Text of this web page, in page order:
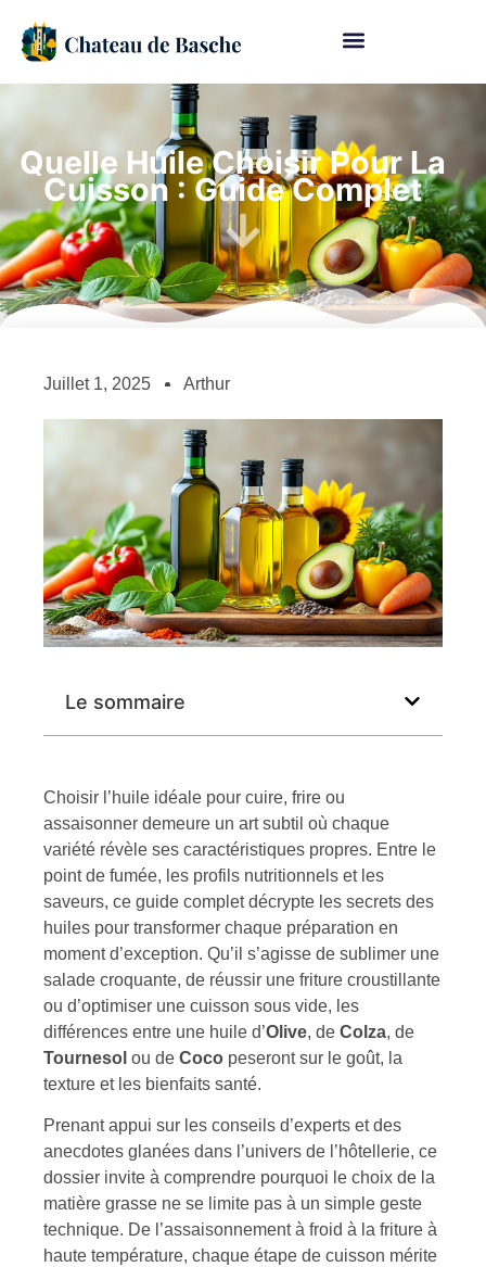
Quelle Huile Choisir Pour La
Cuisson : Guide Complet
Juillet 1, 2025 Arthur
Le sommaire
Choisir l’huile idéale pour cuire, frire ou
assaisonner demeure un art subtil où chaque
variété révèle ses caractéristiques propres. Entre le
point de fumée, les profils nutritionnels et les
saveurs, ce guide complet décrypte les secrets des
huiles pour transformer chaque préparation en
moment d’exception. Qu’il s’agisse de sublimer une
salade croquante, de réussir une friture croustillante
ou d’optimiser une cuisson sous vide, les
différences entre une huile d’Olive, de Colza, de
Tournesol ou de Coco peseront sur le goût, la
texture et les bienfaits santé.
Prenant appui sur les conseils d’experts et des
anecdotes glanées dans l’univers de l’hôtellerie, ce
dossier invite à comprendre pourquoi le choix de la
matière grasse ne se limite pas à un simple geste
technique. De l’assaisonnement à froid à la friture à
haute température, chaque étape de cuisson mérite